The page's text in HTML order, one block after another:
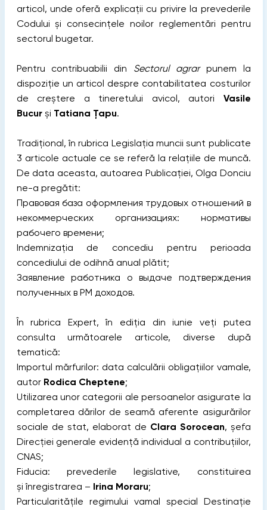
articol, unde oferă explicații cu privire la prevederile
Codului și consecințele noilor reglementări pentru
sectorul bugetar.
Pentru contribuabilii din Sectorul agrarpunem la
dispoziție un articol despre contabilitatea costurilor
de creștere a tineretului avicol, autori Vasile
Bucurși Tatiana Țapu.
Tradițional, în rubrica Legislația muncii sunt publicate
3 articole actuale ce se referă la relațiile de muncă.
De data aceasta, autoarea Publicației, Olga Donciu
ne-a pregătit:
Правовая база оформления трудовых отношений в
некоммерческих организациях: нормативы
рабочего времени;
Indemnizația de concediu pentru perioada
concediului de odihnă anual plătit;
Заявление работника о выдаче подтверждения
полученных в РМ доходов.
În rubrica Expert, în ediția din iunie veți putea
consulta următoarele articole, diverse după
tematică:
Importul mărfurilor: data calculării obligațiilor vamale,
autor Rodica Cheptene;
Utilizarea unor categorii ale persoanelor asigurate la
completarea dărilor de seamă aferente asigurărilor
sociale de stat, elaborat de Clara Sorocean, șefa
Direcției generale evidență individual a contribuțiilor,
CNAS;
Fiducia: prevederile legislative, constituirea
și înregistrarea – Irina Moraru;
Particularitățile regimului vamal special Destinație